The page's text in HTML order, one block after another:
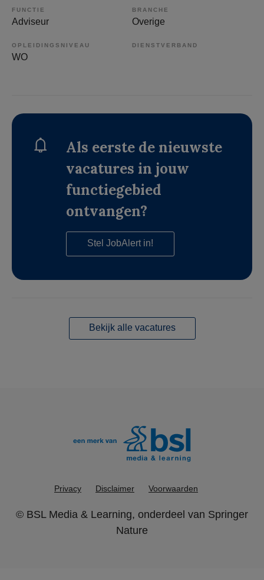
FUNCTIE
Adviseur
BRANCHE
Overige
OPLEIDINGSNIVEAU
WO
DIENSTVERBAND
Als eerste de nieuwste
vacatures in jouw
functiegebied
ontvangen?
Stel JobAlert in!
Bekijk alle vacatures
Privacy Disclaimer Voorwaarden
© BSL Media & Learning, onderdeel van Springer
Nature